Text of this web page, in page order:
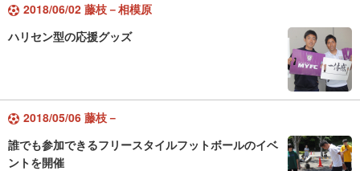
2018/06/02 藤枝－相模原
ハリセン型の応援グッズ
2018/05/06 藤枝－
誰でも参加できるフリースタイルフットボールのイベ
ントを開催